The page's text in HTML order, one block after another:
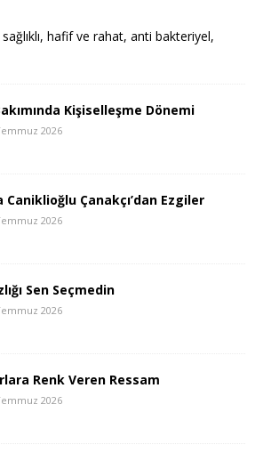
hafif ve rahat, anti bakteriyel,
Kişiselleşme Dönemi
2026
Caniklioğlu Çanakçı’dan Ezgiler
2026
Sen Seçmedin
2026
Renk Veren Ressam
2026